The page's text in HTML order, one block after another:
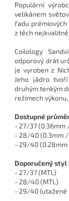
Populární
velikánem
řadu
z těch
Coilology
odporový drát
je vyroben z
Jeho jádro
druhým tenkým
režimech
Dostupné
- 27/37 (0.36mm
- 28/40 (0.3mm
- 29/40
Doporučený
- 27/37 (MTL)
- 28/40 (MTL)
- 29/40 (utažené